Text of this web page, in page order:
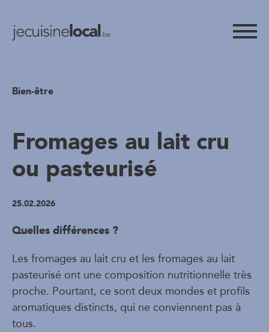
Bien-être
Fromages au lait cru
ou pasteurisé
25.02.2026
Quelles différences ?
Les fromages au lait cru et les fromages au lait
pasteurisé ont une composition nutritionnelle très
proche. Pourtant, ce sont deux mondes et profils
aromatiques distincts, qui ne conviennent pas à
tous.